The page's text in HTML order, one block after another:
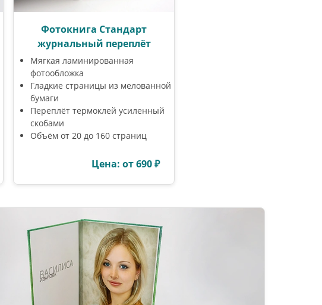
Фотокнига Стандарт
журнальный переплёт
Мягкая ламинированная
фотообложка
Гладкие страницы из мелованной
бумаги
Переплёт термоклей усиленный
скобами
Объём от 20 до 160 страниц
Цена: от 690 ₽